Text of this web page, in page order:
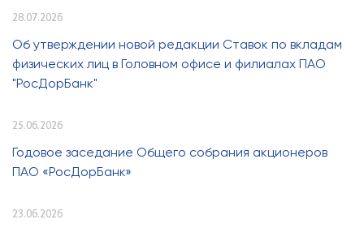
28.07.2026
Об утверждении новой редакции Ставок по вкладам
физических лиц в Головном офисе и филиалах ПАО
"РосДорБанк"
25.06.2026
Годовое заседание Общего собрания акционеров
ПАО «РосДорБанк»
23.06.2026